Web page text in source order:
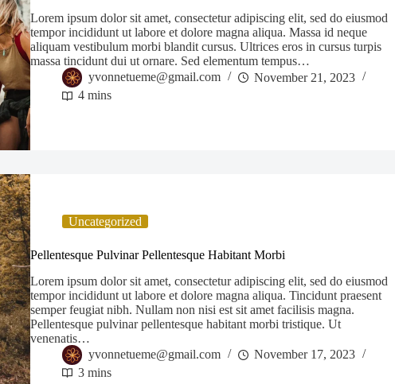
Lorem ipsum dolor sit amet, consectetur adipiscing elit, sed do eiusmod
tempor incididunt ut labore et dolore magna aliqua. Massa id neque
aliquam vestibulum morbi blandit cursus. Ultrices eros in cursus turpis
massa tincidunt dui ut ornare. Sed elementum tempus…
yvonnetueme@gmail.com
November 21, 2023
4 mins
Uncategorized
Pellentesque Pulvinar Pellentesque Habitant Morbi
Lorem ipsum dolor sit amet, consectetur adipiscing elit, sed do eiusmod
tempor incididunt ut labore et dolore magna aliqua. Tincidunt praesent
semper feugiat nibh. Nullam non nisi est sit amet facilisis magna.
Pellentesque pulvinar pellentesque habitant morbi tristique. Ut
venenatis…
yvonnetueme@gmail.com
November 17, 2023
3 mins